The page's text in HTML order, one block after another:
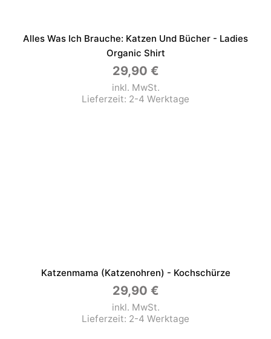
Alles Was Ich Brauche: Katzen Und Bücher - Ladies
Organic Shirt
29,90 €
inkl. MwSt.
Lieferzeit: 2-4 Werktage
Katzenmama (Katzenohren) - Kochschürze
29,90 €
inkl. MwSt.
Lieferzeit: 2-4 Werktage